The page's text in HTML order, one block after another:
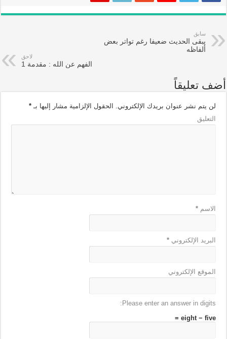
سابق
يبقى الحديث ضعيفا رغم تواتر بعض
ألفاظه
لاحق
الفهم عن الله : مقدمة 1
أضف تعليقاً
لن يتم نشر عنوان بريدك الإلكتروني. الحقول الإلزامية مشار إليها بـ*
التعليق
الاسم*
البريد الإلكتروني*
الموقع الإلكتروني
Please enter an answer in digits:
eight − five =